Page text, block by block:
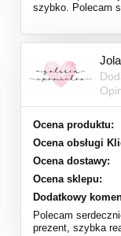
szybko. Polecam
Jola
Ocena produktu:
Ocena obsługi
Ocena dostawy:
Ocena sklepu:
Dodatkowy
Polecam
prezent, szybka